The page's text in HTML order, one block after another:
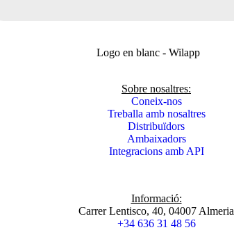
Sobre nosaltres:
Coneix-nos
Treballa amb nosaltres
Distribuïdors
Ambaixadors
Integracions amb API
Informació:
Carrer Lentisco, 40, 04007 Almeria
+34 636 31 48 56